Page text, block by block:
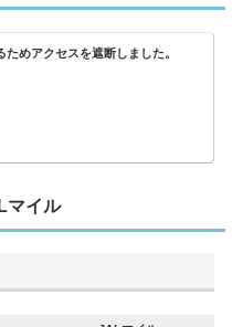
ためアクセスを遮断しました。
マイル